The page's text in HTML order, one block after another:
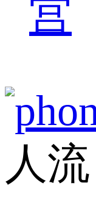
宫
人流